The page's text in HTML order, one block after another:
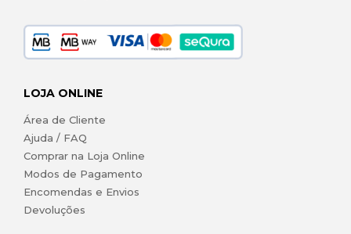
LOJA ONLINE
Área de Cliente
Ajuda / FAQ
Comprar na Loja Online
Modos de Pagamento
Encomendas e Envios
Devoluções